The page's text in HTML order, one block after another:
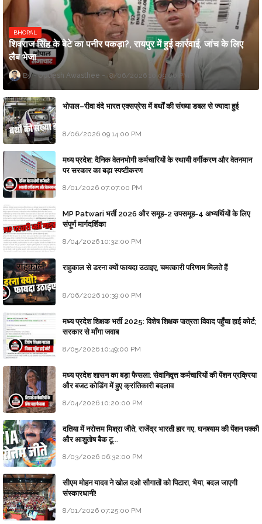
BHOPAL
शिवराज सिंह के बेटे का पनीर पकड़ा?, रायपुर में हुई कार्रवाई, जांच के लिए
लैब भेजा
Updesh Awasthee 8/06/2026 10:09:00 PM
भोपाल–रीवा वंदे भारत एक्सप्रेस में बर्थों की संख्या डबल से ज्यादा हुई
8/06/2026 09:14:00 PM
मध्य प्रदेश: दैनिक वेतनभोगी कर्मचारियों के स्थायी वर्गीकरण और वेतनमान
पर सरकार का बड़ा स्पष्टीकरण
8/01/2026 07:07:00 PM
MP Patwari भर्ती 2026 और समूह-2 उपसमूह-4 अभ्यर्थियों के लिए
संपूर्ण मार्गदर्शिका
8/04/2026 10:32:00 PM
राहुकाल से डरना क्यों फायदा उठाइए, चमत्कारी परिणाम मिलते हैं
8/06/2026 10:39:00 PM
मध्य प्रदेश शिक्षक भर्ती 2025: विशेष शिक्षक पात्रता विवाद पहुँचा हाई कोर्ट;
सरकार से माँगा जवाब
8/05/2026 10:49:00 PM
मध्य प्रदेश शासन का बड़ा फैसला: सेवानिवृत्त कर्मचारियों की पेंशन प्रक्रिया
और बजट कोडिंग में हुए क्रांतिकारी बदलाव
8/04/2026 10:20:00 PM
दतिया में नरोत्तम मिश्रा जीते, राजेंद्र भारती हार गए, घनश्याम की पेंशन पक्की
और आशुतोष बैक टू...
8/03/2026 06:32:00 PM
सीएम मोहन यादव ने खोल दओ सौगातों को पिटारा, भैया, बदल जाएगी
संस्कारधानी!
8/01/2026 07:25:00 PM